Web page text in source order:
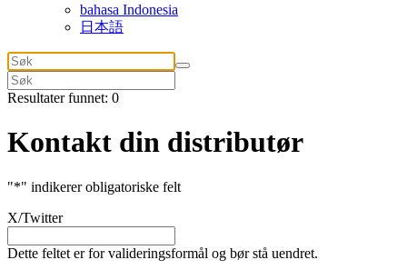
bahasa Indonesia
日本語
Resultater funnet: 0
Kontakt din distributør
"*" indikerer obligatoriske felt
X/Twitter
Dette feltet er for valideringsformål og bør stå uendret.